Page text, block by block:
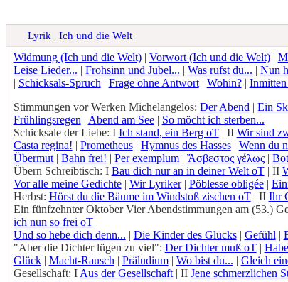
Lyrik |Ich und die Welt
Widmung (Ich und die Welt)| Vorwort (Ich und die Welt)|
Leise Lieder... | Frohsinn und Jubel... | Was rufst du... | Nun
| Schicksals-Spruch | Frage ohne Antwort| Wohin?| Inmitten
Stimmungen vor Werken Michelangelos: Der Abend | Ein
Frühlingsregen | Abend am See| So möcht ich sterben...
Schicksale der Liebe: I Ich stand, ein Berg oT| II Wir sind
Casta regina! | Prometheus| Hymnus des Hasses| Wenn du
Übermut| Bahn frei! | Per exemplum| Ἄσβεστος γέλως|
Übern Schreibtisch: I Bau dich nur an in deiner Welt oT| II
Vor alle meine Gedichte| Wir Lyriker| Pöblesse obligée|
Herbst: Hörst du die Bäume im Windstoß zischen oT| II Ihr
Ein fünfzehnter Oktober Vier Abendstimmungen am (53.)
ich nun so frei oT
Und so hebe dich denn... | Die Kinder des Glücks| Gefühl |
"Aber die Dichter lügen zu viel": Der Dichter muß oT|
Glück| Macht-Rausch | Präludium| Wo bist du... | Gleich
Gesellschaft: I Aus der Gesellschaft| II Jene schmerzlichen